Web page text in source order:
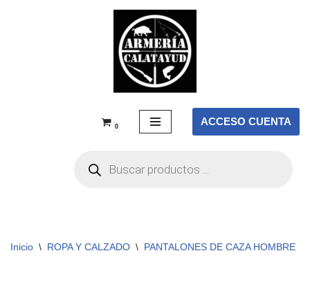
0 ACCESO CUENTA
Inicio \ ROPA Y CALZADO \ PANTALONES DE CAZA HOMBRE